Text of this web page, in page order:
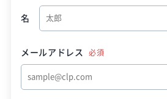
名
メールアドレス 必須